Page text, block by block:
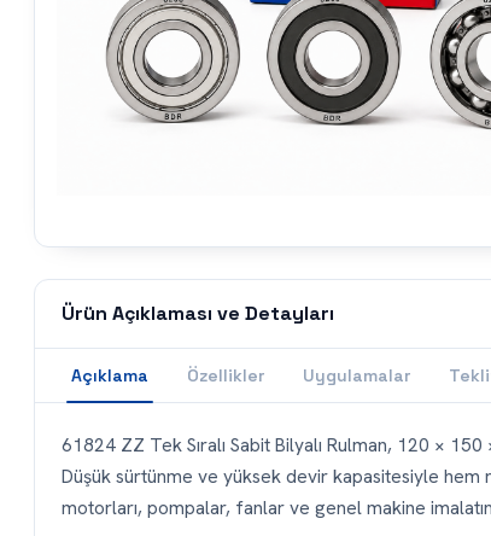
Ürün Açıklaması ve Detayları
Açıklama Özellikler Uygulamalar
61824 ZZ Tek Sıralı Sabit Bilyalı Rulman, 120 ×
Düşük sürtünme ve yüksek devir kapasitesiyle hem
motorları, pompalar, fanlar ve genel makine